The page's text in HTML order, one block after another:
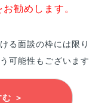
勧めします。
る面談の枠には限り
可能性もございます
＞